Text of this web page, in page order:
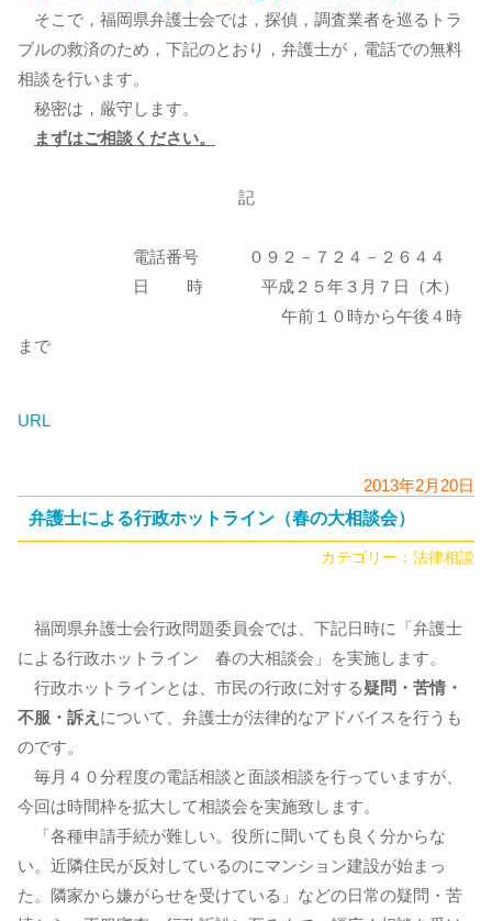
そこで，福岡県弁護士会では，探偵，調査業者を巡るトラ
ブルの救済のため，下記のとおり，弁護士が，電話での無料
相談を行います。
秘密は，厳守します。
まずはご相談ください。
記
電話番号 ０９２－７２４－２６４４
日 時 平成２５年３月７日（木）
午前１０時から午後４時
まで
URL
2013年2月20日
弁護士による行政ホットライン（春の大相談会）
カテゴリー： 法律相談
福岡県弁護士会行政問題委員会では、下記日時に「弁護士
による行政ホットライン 春の大相談会」を実施します。
行政ホットラインとは、市民の行政に対する疑問・苦情・
不服・訴え について、弁護士が法律的なアドバイスを行うも
のです。
毎月４０分程度の電話相談と面談相談を行っていますが、
今回は時間枠を拡大して相談会を実施致します。
「各種申請手続が難しい。役所に聞いても良く分からな
い。近隣住民が反対しているのにマンション建設が始まっ
た。隣家から嫌がらせを受けている」などの日常の疑問・苦